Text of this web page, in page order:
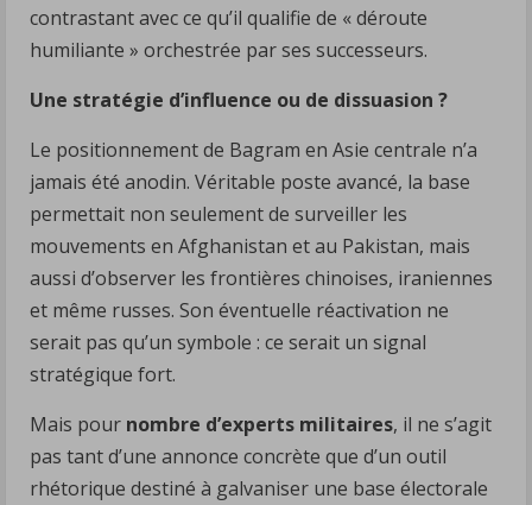
contrastant avec ce qu’il qualifie de « déroute
humiliante » orchestrée par ses successeurs.
Une stratégie d’influence ou de dissuasion ?
Le positionnement de Bagram en Asie centrale n’a
jamais été anodin. Véritable poste avancé, la base
permettait non seulement de surveiller les
mouvements en Afghanistan et au Pakistan, mais
aussi d’observer les frontières chinoises, iraniennes
et même russes. Son éventuelle réactivation ne
serait pas qu’un symbole : ce serait un signal
stratégique fort.
Mais pour nombre d’experts militaires, il ne s’agit
pas tant d’une annonce concrète que d’un outil
rhétorique destiné à galvaniser une base électorale